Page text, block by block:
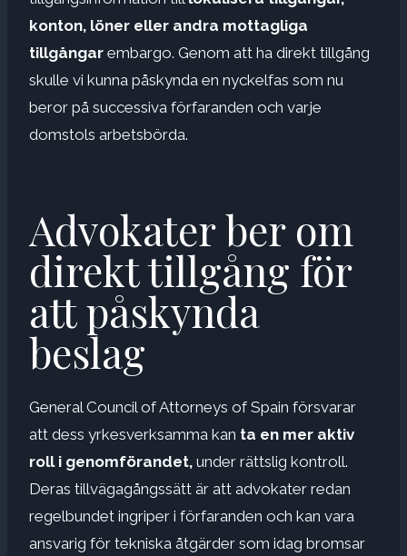
konton, löner eller andra mottagliga
tillgångar embargo. Genom att ha direkt tillgång
skulle vi kunna påskynda en nyckelfas som nu
beror på successiva förfaranden och varje
domstols arbetsbörda.
Advokater ber om
direkt tillgång för
att påskynda
beslag
General Council of Attorneys of Spain försvarar
att dess yrkesverksamma kan ta en mer aktiv
roll i genomförandet, under rättslig kontroll.
Deras tillvägagångssätt är att advokater redan
regelbundet ingriper i förfaranden och kan vara
ansvarig för tekniska åtgärder som idag bromsar